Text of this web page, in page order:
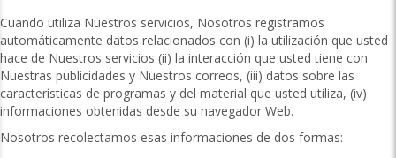
Cuando utiliza Nuestros servicios, Nosotros registramos
automáticamente datos relacionados con (i) la utilización que usted
hace de Nuestros servicios (ii) la interacción que usted tiene con
Nuestras publicidades y Nuestros correos, (iii) datos sobre las
características de programas y del material que usted utiliza, (iv)
informaciones obtenidas desde su navegador Web.
Nosotros recolectamos esas informaciones de dos formas: